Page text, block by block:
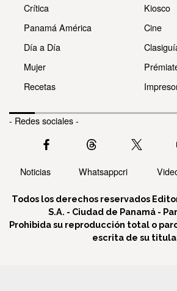
Crítica
Panamá América
Día a Día
Mujer
Recetas
Kiosco
Cine
- Redes sociales -
Noticias Whatsappcri
Todos los derechos reservados
S.A. - Ciudad de Panamá -
Prohibida su reproducción total o
escrita de su